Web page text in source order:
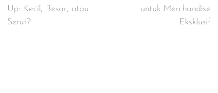
navigation
Up: Kecil, Besar, atau
Serut?
untuk Merchandise
Eksklusif